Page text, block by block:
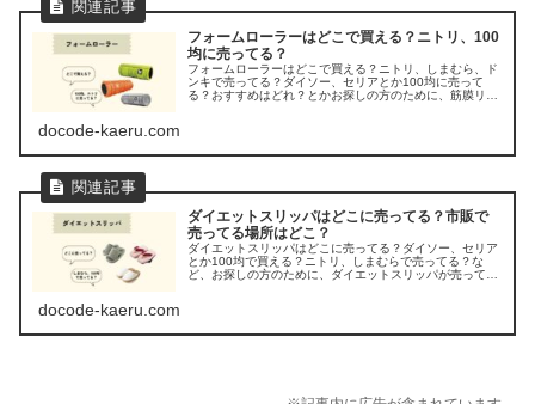
フォームローラーはどこで買える？ニトリ、100
均に売ってる？
フォームローラーはどこで買える？ニトリ、しまむら、ド
ンキで売ってる？ダイソー、セリアとか100均に売って
る？おすすめはどれ？とかお探しの方のために、筋膜リリ
docode-kaeru.com
ダイエットスリッパはどこに売ってる？市販で
売ってる場所はどこ？
ダイエットスリッパはどこに売ってる？ダイソー、セリア
とか100均で買える？ニトリ、しまむらで売ってる？な
ど、お探しの方のために、ダイエットスリッパが売ってる
docode-kaeru.com